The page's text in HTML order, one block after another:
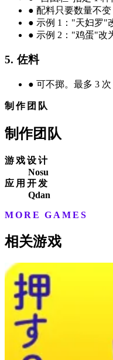
● 配料只要数量不
● 示例 1："天妇罗"
● 示例 2："鸡蛋"改
5. 佐料
● 可不掷。最多 3 次
制作团队
制作团队
游戏设计
Nosu
应用开发
Qdan
MORE GAMES
相关游戏